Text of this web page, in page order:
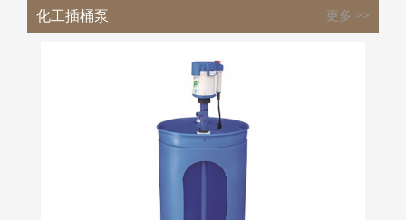
化工插桶泵 更多 >>
MET-PRO 美寶 SETHCO P90 系列
更多